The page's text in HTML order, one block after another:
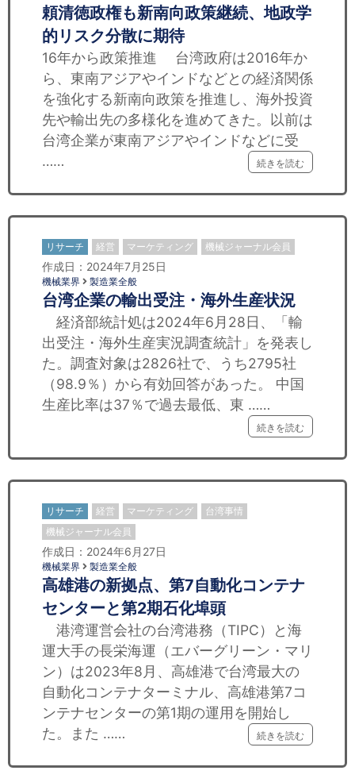
頼清徳政権も新南向政策継続、地政学
的リスク分散に期待
16年から政策推進 台湾政府は2016年か
ら、東南アジアやインドなどとの経済関係
を強化する新南向政策を推進し、海外投資
先や輸出先の多様化を進めてきた。以前は
台湾企業が東南アジアやインドなどに受
……
続きを読む
リサーチ 経営 マーケティング 機械ジャーナル会員
作成日：2024年7月25日
機械業界 製造業全般
台湾企業の輸出受注・海外生産状況
経済部統計処は2024年6月28日、「輸
出受注・海外生産実況調査統計」を発表し
た。調査対象は2826社で、うち2795社
（98.9％）から有効回答があった。 中国
生産比率は37％で過去最低、東 ……
続きを読む
リサーチ 経営 マーケティング
台湾事情
機械ジャーナル会員
作成日：2024年6月27日
機械業界 製造業全般
高雄港の新拠点、第7自動化コンテナ
センターと第2期石化埠頭
港湾運営会社の台湾港務（TIPC）と海
運大手の長栄海運（エバーグリーン・マリ
ン）は2023年8月、高雄港で台湾最大の
自動化コンテナターミナル、高雄港第7コ
ンテナセンターの第1期の運用を開始し
た。また ……
続きを読む